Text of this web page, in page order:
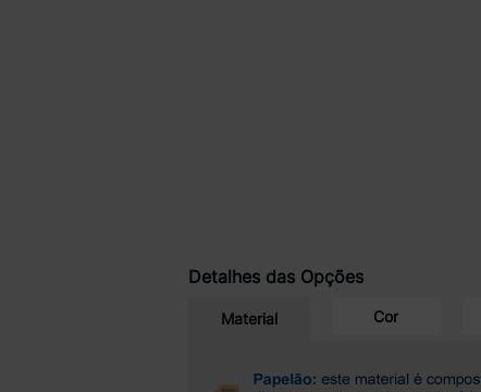
Detalhes das Opções
Material Cor